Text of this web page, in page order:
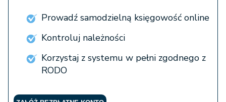
Prowadź samodzielną księgowość online
Kontroluj należności
Korzystaj z systemu w pełni zgodnego z
RODO